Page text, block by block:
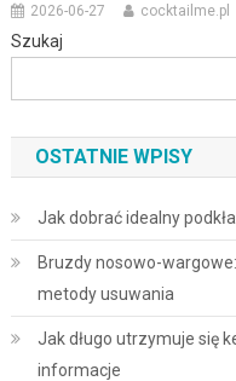
2026-06-27 cocktailme.pl
Szukaj
OSTATNIE WPISY
Jak dobrać idealny
Bruzdy nosowo-
metody usuwania
Jak długo utrzymuje się
informacje